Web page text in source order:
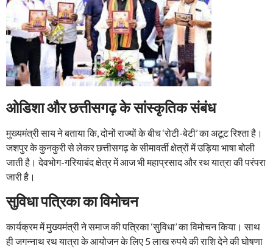
ओडिशा और छत्तीसगढ़ के सांस्कृतिक संबंध
मुख्यमंत्री साय ने बताया कि, दोनों राज्यों के बीच ‘रोटी-बेटी’ का अटूट रिश्ता है।
जशपुर के कुनकुरी से लेकर छत्तीसगढ़ के सीमावर्ती क्षेत्रों में उड़िया भाषा बोली
जाती है। देवभोग-गरियाबंद क्षेत्र में आज भी महाप्रसाद और रथ यात्रा की परंपरा
जारी है।
सुविधा पत्रिका का विमोचन
कार्यक्रम में मुख्यमंत्री ने समाज की पत्रिका ‘सुविधा’ का विमोचन किया। साथ
ही जगन्नाथ रथ यात्रा के आयोजन के लिए 5 लाख रुपये की राशि देने की घोषणा